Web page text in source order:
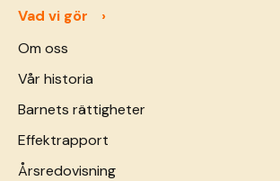
Vad vi gör
Om oss
Vår historia
Barnets rättigheter
Effektrapport
Årsredovisning